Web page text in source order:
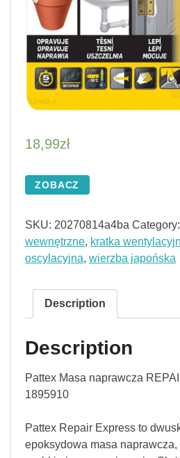
18,99zł
ZOBACZ
SKU: 20270814a4ba Category:
wewnętrzne, kratka
oscylacyjna, wierzba japońska
Description
Description
Pattex Masa naprawcza
1895910
Pattex Repair Express to
epoksydowa masa